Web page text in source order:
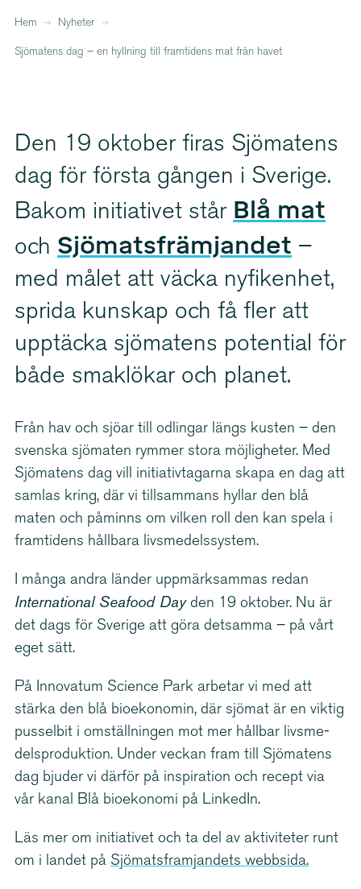
Hem Nyheter
Sjömatens dag – en hyllning till framtidens mat från havet
Den 19 oktober firas Sjömatens
dag för första gången i Sverige.
Bakom initiativet står Blå mat
och Sjömats­främ­jandet –
med målet att väcka nyfikenhet,
sprida kunskap och få fler att
upptäcka sjömatens potential för
både smaklökar och planet.
Från hav och sjöar till odlingar längs kusten – den
svenska sjömaten rymmer stora möjligheter. Med
Sjömatens dag vill initi­a­tiv­ta­garna skapa en dag att
samlas kring, där vi tillsammans hyllar den blå
maten och påminns om vilken roll den kan spela i
framtidens hållbara livsme­dels­system.
I många andra länder uppmärksammas redan
International Seafood Dayden 19 oktober. Nu är
det dags för Sverige att göra detsamma – på vårt
eget sätt.
På Innovatum Science Park arbetar vi med att
stärka den blå bioekonomin, där sjömat är en viktig
pusselbit i omställningen mot mer hållbar livsme­
dels­pro­duktion. Under veckan fram till Sjömatens
dag bjuder vi därför på inspiration och recept via
vår kanal Blå bioekonomi på LinkedIn.
Läs mer om initiativet och ta del av aktiviteter runt
om i landet på Sjömats­fram­jandets webbsida.